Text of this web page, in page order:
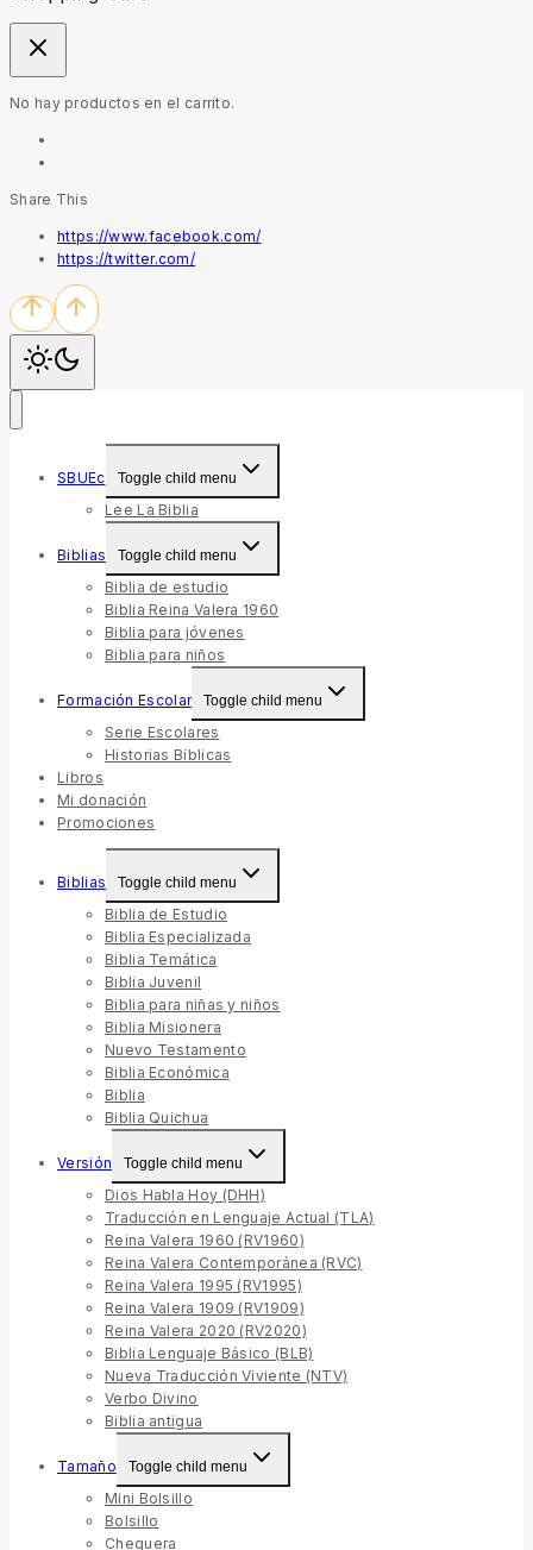
No hay productos en el carrito.
Share This
https://www.facebook.com/
https://twitter.com/
SBUEc Toggle child menu
Lee La Biblia
Biblias Toggle child menu
Biblia de estudio
Biblia Reina Valera 1960
Biblia para jóvenes
Biblia para niños
Formación Escolar Toggle child menu
Serie Escolares
Historias Bíblicas
Libros
Mi donación
Promociones
Biblias Toggle child menu
Biblia de Estudio
Biblia Especializada
Biblia Temática
Biblia Juvenil
Biblia para niñas y niños
Biblia Misionera
Nuevo Testamento
Biblia Económica
Biblia
Biblia Quichua
Versión Toggle child menu
Dios Habla Hoy (DHH)
Traducción en Lenguaje Actual (TLA)
Reina Valera 1960 (RV1960)
Reina Valera Contemporánea (RVC)
Reina Valera 1995 (RV1995)
Reina Valera 1909 (RV1909)
Reina Valera 2020 (RV2020)
Biblia Lenguaje Básico (BLB)
Nueva Traducción Viviente (NTV)
Verbo Divino
Biblia antigua
Tamaño Toggle child menu
Mini Bolsillo
Bolsillo
Chequera